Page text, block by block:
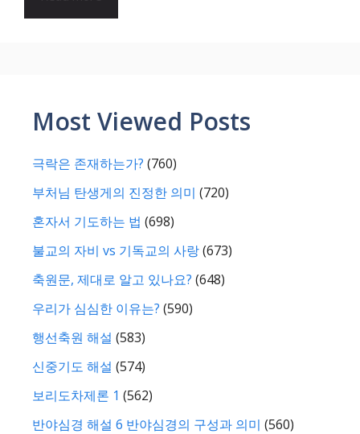
Most Viewed Posts
극락은 존재하는가? (760)
부처님 탄생게의 진정한 의미 (720)
혼자서 기도하는 법 (698)
불교의 자비 vs 기독교의 사랑(673)
축원문, 제대로 알고 있나요? (648)
우리가 심심한 이유는? (590)
행선축원 해설 (583)
신중기도 해설 (574)
보리도차제론 1 (562)
반야심경 해설 6 반야심경의 구성과 의미 (560)